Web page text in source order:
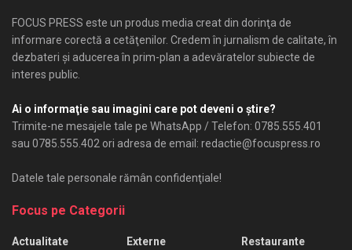
FOCUS PRESS este un produs media creat din dorinţa de
informare corectă a cetăţenilor. Credem în jurnalism de calitate, în
dezbateri şi aducerea în prim-plan a adevăratelor subiecte de
interes public.
Ai o informaţie sau imagini care pot deveni o ştire?
Trimite-ne mesajele tale pe WhatsApp / Telefon: 0785.555.401
sau 0785.555.402 ori adresa de email: redactie@focuspress.ro
Datele tale personale rămân confidenţiale!
Focus pe Categorii
Actualitate
Externe
Restaurante